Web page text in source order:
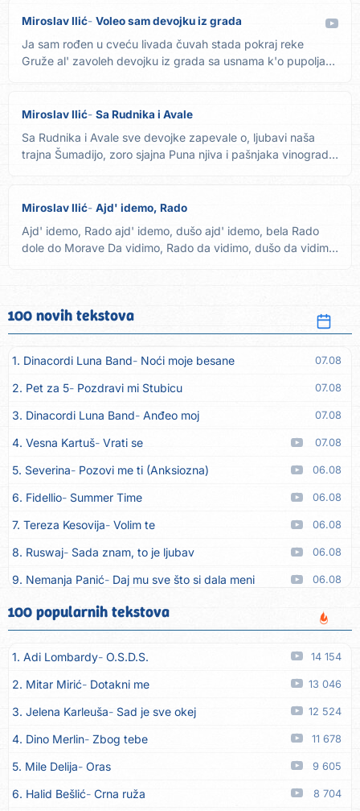
Miroslav Ilić Voleo sam devojku iz grada
Ja sam rođen u cveću livada čuvah stada pokraj reke
Gruže al' zavoleh devojku iz grada sa usnama k'o pupoljak
Miroslav Ilić Sa Rudnika i Avale
Sa Rudnika i Avale sve devojke zapevale o, ljubavi naša
trajna Šumadijo, zoro sjajna Puna njiva i pašnjaka vinograda
Miroslav Ilić Ajd' idemo, Rado
Ajd' idemo, Rado ajd' idemo, dušo ajd' idemo, bela Rado
dole do Morave Da vidimo, Rado da vidimo, dušo da vidimo,
100 novih tekstova
1. Dinacordi Luna Band Noći moje besane 07.08
2. Pet za 5 Pozdravi mi Stubicu 07.08
3. Dinacordi Luna Band Anđeo moj 07.08
4. Vesna Kartuš Vrati se 07.08
5. Severina Pozovi me ti (Anksiozna) 06.08
6. Fidellio Summer Time 06.08
7. Tereza Kesovija Volim te 06.08
8. Ruswaj Sada znam, to je ljubav 06.08
9. Nemanja Panić Daj mu sve što si dala meni 06.08
10. Gustafi Imala je oči pospane
11. Marko Nedug Pjesma za tebe 06.08
12. Bruno Krajcar Pozitiva 06.08
13. Bruno Krajcar Za nas 06.08
14. Tereza Kesovija Da li ću moći 06.08
15. Lidija Bačić Neka se vino toči (Nazdravlje) 06.08
16. Karin Kuljanić Nisi zavridel 06.08
17. Tamara Brusić Nigdi ni lipo ko doma 06.08
100 popularnih tekstova
1. Adi Lombardy O.S.D.S. 14 154
2. Mitar Mirić Dotakni me 13 046
3. Jelena Karleuša Sad je sve okej 12 524
4. Dino Merlin Zbog tebe 11 678
5. Mile Delija Oras 9 605
6. Halid Bešlić Crna ruža 8 704